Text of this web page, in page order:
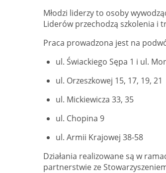
Młodzi liderzy to osoby
Liderów przechodzą szkolenia
Praca prowadzona jest na
ul. Świackiego Sępa 1 i ul.
ul. Orzeszkowej 15, 17, 19, 21
ul. Mickiewicza 33, 35
ul. Chopina 9
ul. Armii Krajowej 38-58
Działania realizowane są w
partnerstwie ze Stowarzyszeniem